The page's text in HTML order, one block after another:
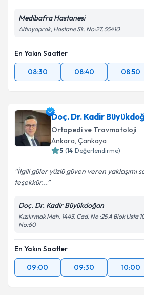
Medibafra Hastanesi
Altınyaprak, Hastane Sk. No:27, 55410
En Yakın Saatler
08:30
08:40 08:50
Doç. Dr. Kadir
Ortopedi ve Travmatoloji
Ankara, Çankaya
5 (14 Değerlendirme)
İlgili güler yüzlü güven veren yaklaşımı
teşekkür...
Doç. Dr. Kadir Büyükdoğan
Kızılırmak Mah. 1443. Cad. No :25 A Blok Usta
No:60
En Yakın Saatler
09:00
09:30 10:00